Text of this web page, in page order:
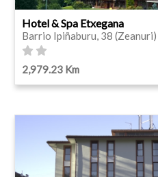
Hotel & Spa Etxegana
Barrio Ipiñaburu, 38 (Zeanuri)
2,979.23 Km